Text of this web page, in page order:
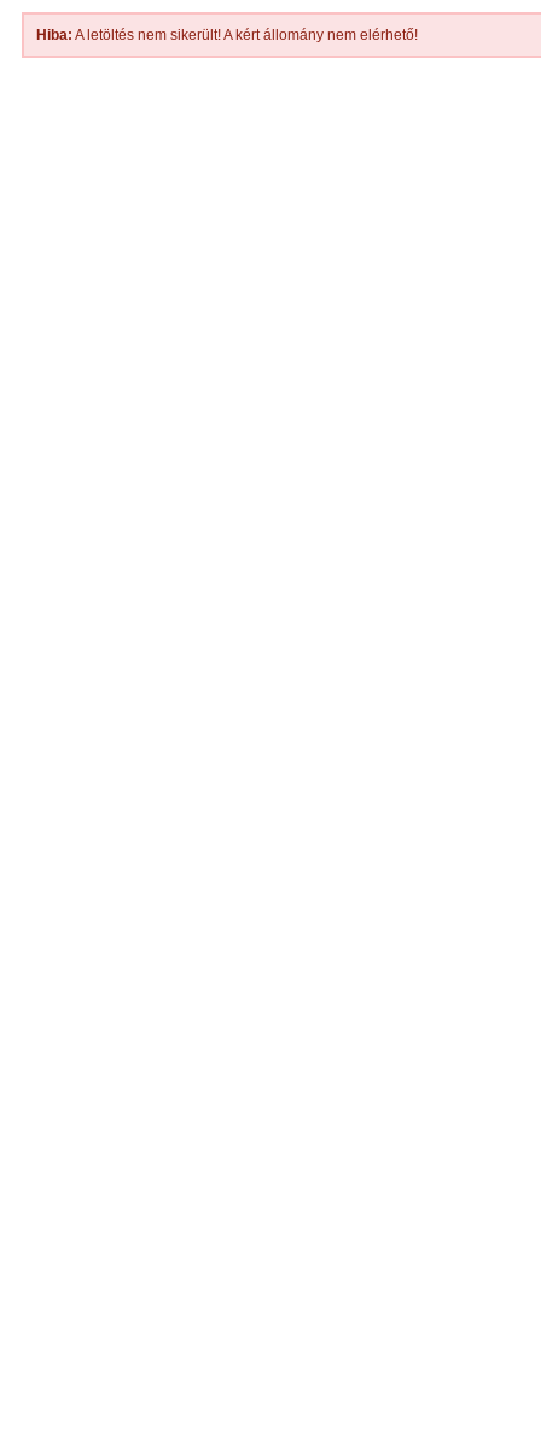
Hiba: A letöltés nem sikerült! A kért állomány nem elérhető!